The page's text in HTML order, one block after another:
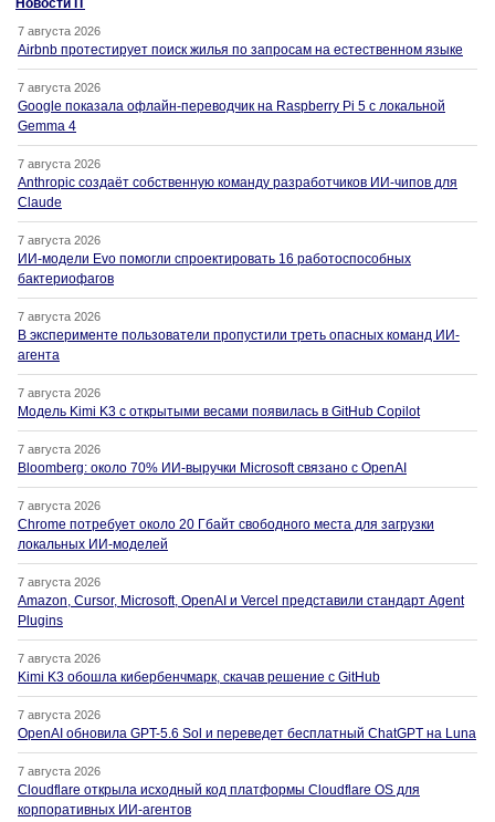
Новости IT
7 августа 2026
Airbnb протестирует поиск жилья по запросам на естественном языке
7 августа 2026
Google показала офлайн-переводчик на Raspberry Pi 5 с локальной
Gemma 4
7 августа 2026
Anthropic создаёт собственную команду разработчиков ИИ-чипов для
Claude
7 августа 2026
ИИ-модели Evo помогли спроектировать 16 работоспособных
бактериофагов
7 августа 2026
В эксперименте пользователи пропустили треть опасных команд ИИ-
агента
7 августа 2026
Модель Kimi K3 с открытыми весами появилась в GitHub Copilot
7 августа 2026
Bloomberg: около 70% ИИ-выручки Microsoft связано с OpenAI
7 августа 2026
Chrome потребует около 20 Гбайт свободного места для загрузки
локальных ИИ-моделей
7 августа 2026
Amazon, Cursor, Microsoft, OpenAI и Vercel представили стандарт Agent
Plugins
7 августа 2026
Kimi K3 обошла кибербенчмарк, скачав решение с GitHub
7 августа 2026
OpenAI обновила GPT-5.6 Sol и переведет бесплатный ChatGPT на Luna
7 августа 2026
Cloudflare открыла исходный код платформы Cloudflare OS для
корпоративных ИИ-агентов